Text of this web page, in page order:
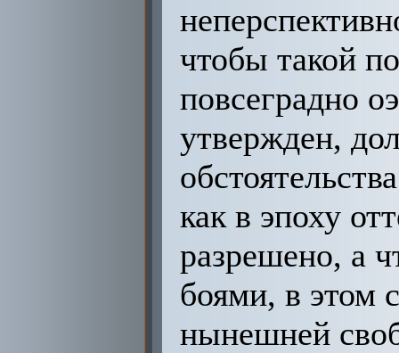
чтобы такой
повсеградно
утвержден,
как в эпоху
разрешено, а
боями, в этом
нынешней